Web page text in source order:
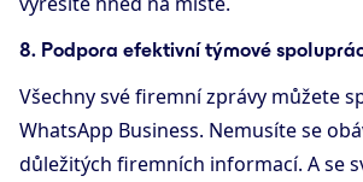
8. Podpora efektivní týmové
Všechny své firemní zprávy můžete
WhatsApp Business. Nemusíte se
důležitých firemních informací. A se